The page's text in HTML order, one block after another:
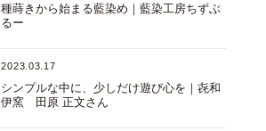
種蒔きから始まる藍染め｜藍染工房ちずぶ
るー
2023.03.17
シンプルな中に、少しだけ遊び心を｜㐂和
伊窯 田原 正文さん